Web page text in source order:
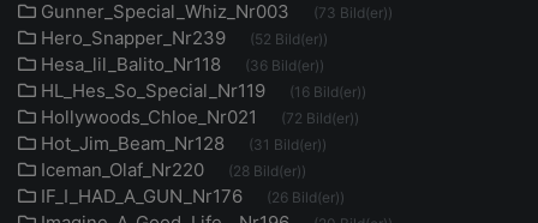
Gunner_Special_Whiz_Nr003 (73 Bild(er))
Hero_Snapper_Nr239 (52 Bild(er))
Hesa_lil_Balito_Nr118 (36 Bild(er))
HL_Hes_So_Special_Nr119 (16 Bild(er))
Hollywoods_Chloe_Nr021 (72 Bild(er))
Hot_Jim_Beam_Nr128 (31 Bild(er))
Iceman_Olaf_Nr220 (28 Bild(er))
IF_I_HAD_A_GUN_Nr176 (26 Bild(er))